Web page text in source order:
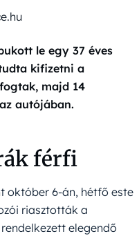
le egy 37 éves
kifizetni a
majd 14
autójában.
férfi
október 6-án, hétfő este
riasztották a
elegendő